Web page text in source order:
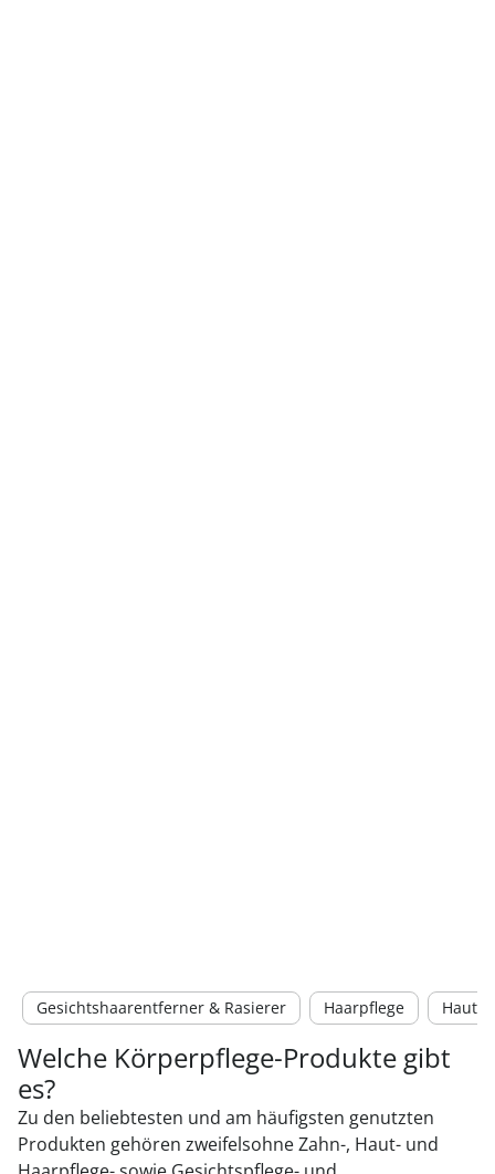
Gesichtshaarentferner & Rasierer Haarpflege
Welche Körperpflege-Produkte gibt
es?
Zu den beliebtesten und am häufigsten genutzten
Produkten gehören zweifelsohne Zahn-, Haut- und